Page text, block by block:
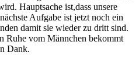
Hauptsache ist,dass unsere
Aufgabe ist jetzt noch ein
damit sie wieder zu dritt sind.
Ruhe vom Männchen bekommt
Dank.